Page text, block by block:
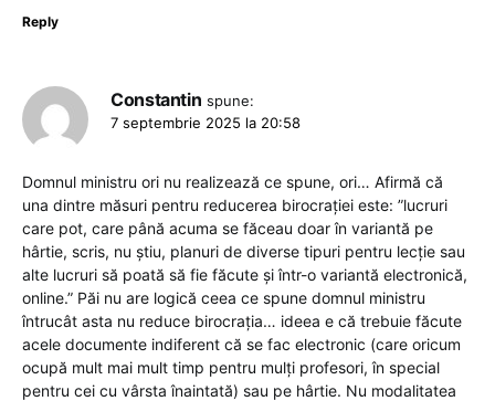
Reply
Constantin spune:
7 septembrie 2025 la 20:58
Domnul ministru ori nu realizează ce spune, ori… Afirmă că
una dintre măsuri pentru reducerea birocrației este: ”lucruri
care pot, care până acuma se făceau doar în variantă pe
hârtie, scris, nu știu, planuri de diverse tipuri pentru lecție sau
alte lucruri să poată să fie făcute și într-o variantă electronică,
online.” Păi nu are logică ceea ce spune domnul ministru
întrucât asta nu reduce birocrația… ideea e că trebuie făcute
acele documente indiferent că se fac electronic (care oricum
ocupă mult mai mult timp pentru mulți profesori, în special
pentru cei cu vârsta înaintată) sau pe hârtie. Nu modalitatea